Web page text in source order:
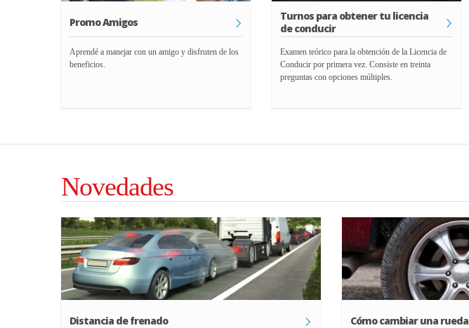
Promo Amigos
Aprendé a manejar con un amigo y disfruten de los
beneficios.
Turnos para obtener tu licencia
de conducir
Examen teórico para la obtención de la Licencia de
Conducir por primera vez. Consiste en treinta
preguntas con opciones múltiples.
Novedades
Distancia de frenado Cómo cambiar una rueda